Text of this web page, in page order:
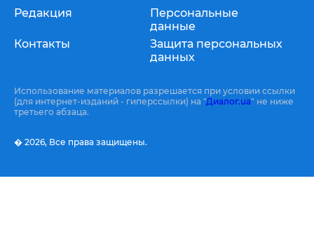
Редакция
Контакты
Персональные
данные
Защита персональных
данных
Использование материалов разрешается при условии ссылки
(для интернет-изданий - гиперссылки) на "Диалог.ua" не ниже
третьего абзаца.
� 2026, Все права защищены.